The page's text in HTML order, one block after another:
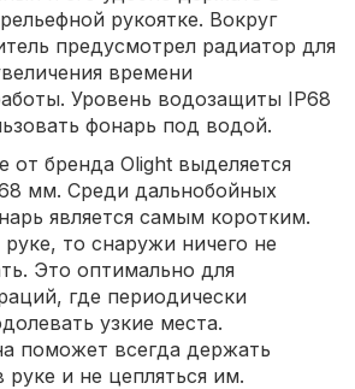
рукоятке. Вокруг
предусмотрел радиатор для
времени
Уровень водозащиты IP68
фонарь под водой.
от бренда Olight выделяется
мм. Среди дальнобойных
является самым коротким.
то снаружи ничего не
Это оптимально для
где периодически
узкие места.
поможет всегда держать
руке и не цепляться им.